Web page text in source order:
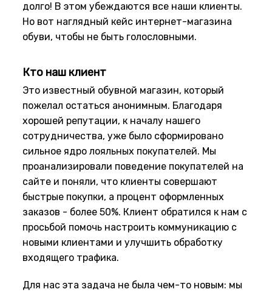
долго! В этом убеждаются все наши клиенты.
Но вот наглядный кейс интернет-магазина
обуви, чтобы не быть голословными.
Кто наш клиент
Это известный обувной магазин, который
пожелал остаться анонимным. Благодаря
хорошей репутации, к началу нашего
сотрудничества, уже было сформировано
сильное ядро лояльных покупателей. Мы
проанализировали поведение покупателей на
сайте и поняли, что клиенты совершают
быстрые покупки, а процент оформленных
заказов - более 50%. Клиент обратился к нам с
просьбой помочь настроить коммуникацию с
новыми клиентами и улучшить обработку
входящего трафика.
Для нас эта задача не была чем-то новым: мы